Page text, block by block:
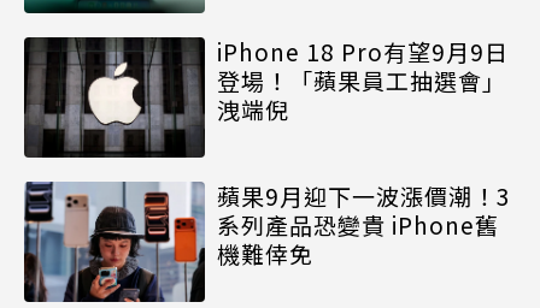
iPhone 18 Pro有望9月9日
登場！「蘋果員工抽選會」
洩端倪
蘋果9月迎下一波漲價潮！3
系列產品恐變貴 iPhone舊
機難倖免